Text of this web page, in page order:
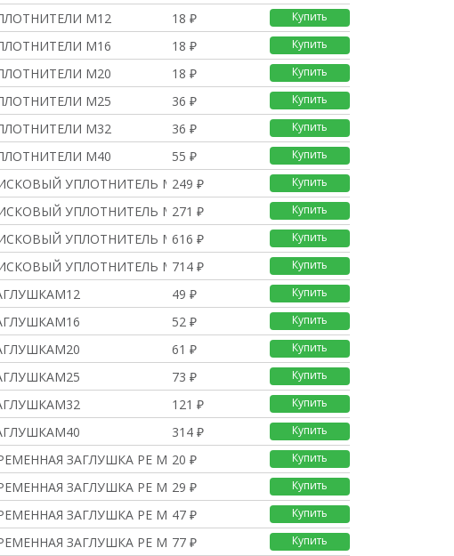
M12 18 ₽ Купить
M16 18 ₽ Купить
M20 18 ₽ Купить
M25 36 ₽ Купить
M32 36 ₽ Купить
M40 55 ₽ Купить
УПЛОТНИТЕЛЬ М16, 2 x
249 ₽ Купить
УПЛОТНИТЕЛЬ М20, 3 x
271 ₽ Купить
УПЛОТНИТЕЛЬ М25, 4 x
616 ₽ Купить
УПЛОТНИТЕЛЬ М32, 6 x
714 ₽ Купить
49 ₽ Купить
52 ₽ Купить
61 ₽ Купить
73 ₽ Купить
121 ₽ Купить
314 ₽ Купить
ЗАГЛУШКА PE M1620 ₽ Купить
ЗАГЛУШКА PE M2029 ₽ Купить
ЗАГЛУШКА PE M2547 ₽ Купить
ЗАГЛУШКА PE M3277 ₽ Купить